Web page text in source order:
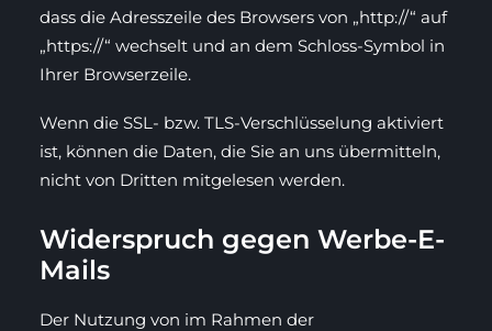
dass die Adresszeile des Browsers von „http://“ auf
„https://“ wechselt und an dem Schloss-Symbol in
Ihrer Browserzeile.
Wenn die SSL- bzw. TLS-Verschlüsselung aktiviert
ist, können die Daten, die Sie an uns übermitteln,
nicht von Dritten mitgelesen werden.
Widerspruch gegen Werbe-E-
Mails
Der Nutzung von im Rahmen der